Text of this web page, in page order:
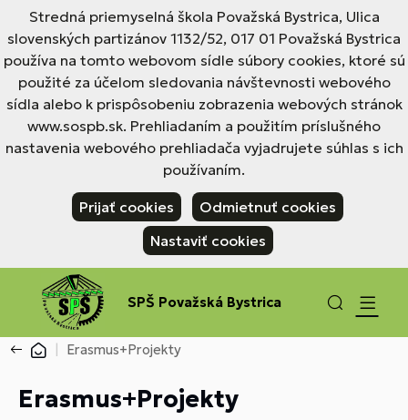
Stredná priemyselná škola Považská Bystrica, Ulica
slovenských partizánov 1132/52, 017 01 Považská Bystrica
používa na tomto webovom sídle súbory cookies, ktoré sú
použité za účelom sledovania návštevnosti webového
sídla alebo k prispôsobeniu zobrazenia webových stránok
www.sospb.sk. Prehliadaním a použitím príslušného
nastavenia webového prehliadača vyjadrujete súhlas s ich
používaním.
Prijať cookies
Odmietnuť cookies
Nastaviť cookies
SPŠ Považská Bystrica
Erasmus+Projekty
Erasmus+Projekty